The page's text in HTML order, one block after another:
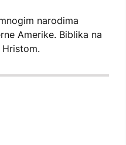
narodima
Amerike. Biblika na